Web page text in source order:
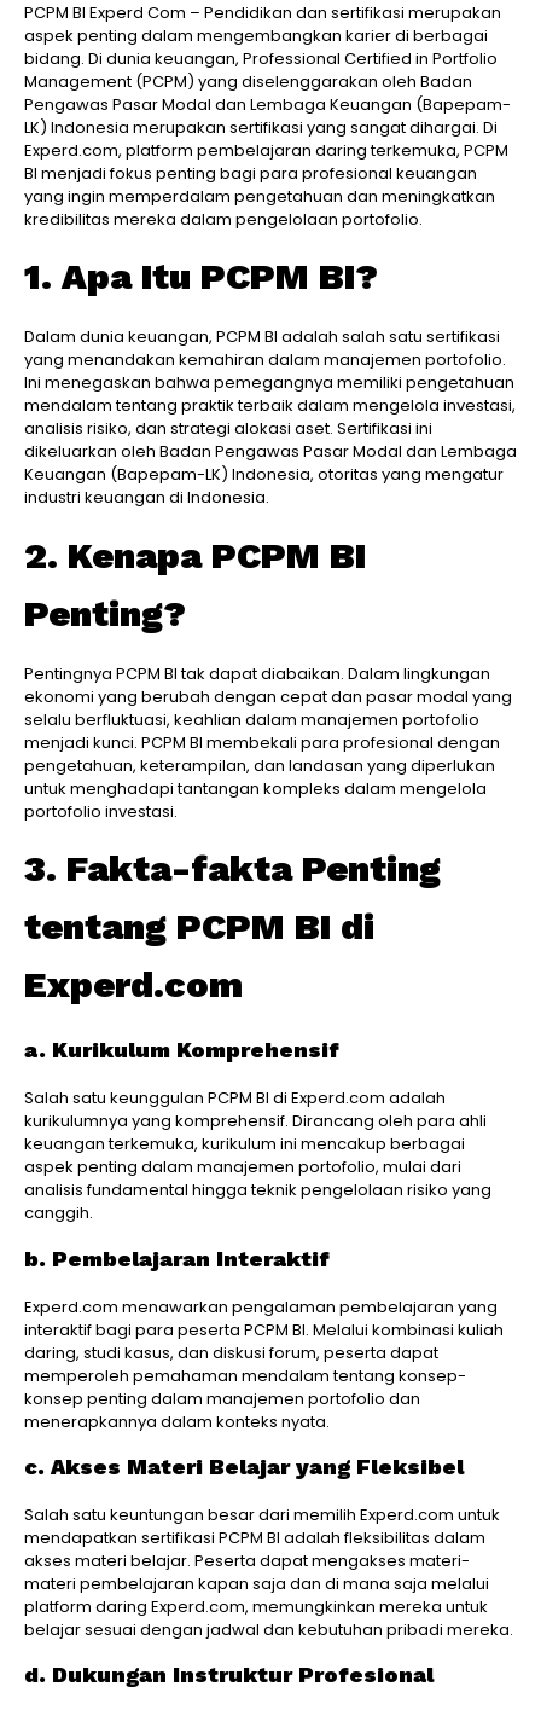
PCPM BI Experd Com – Pendidikan dan sertifikasi merupakan
aspek penting dalam mengembangkan karier di berbagai
bidang. Di dunia keuangan, Professional Certified in Portfolio
Management (PCPM) yang diselenggarakan oleh Badan
Pengawas Pasar Modal dan Lembaga Keuangan (Bapepam-
LK) Indonesia merupakan sertifikasi yang sangat dihargai. Di
Experd.com, platform pembelajaran daring terkemuka, PCPM
BI menjadi fokus penting bagi para profesional keuangan
yang ingin memperdalam pengetahuan dan meningkatkan
kredibilitas mereka dalam pengelolaan portofolio.
1. Apa Itu PCPM BI?
Dalam dunia keuangan, PCPM BI adalah salah satu sertifikasi
yang menandakan kemahiran dalam manajemen portofolio.
Ini menegaskan bahwa pemegangnya memiliki pengetahuan
mendalam tentang praktik terbaik dalam mengelola investasi,
analisis risiko, dan strategi alokasi aset. Sertifikasi ini
dikeluarkan oleh Badan Pengawas Pasar Modal dan Lembaga
Keuangan (Bapepam-LK) Indonesia, otoritas yang mengatur
industri keuangan di Indonesia.
2. Kenapa PCPM BI
Penting?
Pentingnya PCPM BI tak dapat diabaikan. Dalam lingkungan
ekonomi yang berubah dengan cepat dan pasar modal yang
selalu berfluktuasi, keahlian dalam manajemen portofolio
menjadi kunci. PCPM BI membekali para profesional dengan
pengetahuan, keterampilan, dan landasan yang diperlukan
untuk menghadapi tantangan kompleks dalam mengelola
portofolio investasi.
3. Fakta-fakta Penting
tentang PCPM BI di
Experd.com
a. Kurikulum Komprehensif
Salah satu keunggulan PCPM BI di Experd.com adalah
kurikulumnya yang komprehensif. Dirancang oleh para ahli
keuangan terkemuka, kurikulum ini mencakup berbagai
aspek penting dalam manajemen portofolio, mulai dari
analisis fundamental hingga teknik pengelolaan risiko yang
canggih.
b. Pembelajaran Interaktif
Experd.com menawarkan pengalaman pembelajaran yang
interaktif bagi para peserta PCPM BI. Melalui kombinasi kuliah
daring, studi kasus, dan diskusi forum, peserta dapat
memperoleh pemahaman mendalam tentang konsep-
konsep penting dalam manajemen portofolio dan
menerapkannya dalam konteks nyata.
c. Akses Materi Belajar yang Fleksibel
Salah satu keuntungan besar dari memilih Experd.com untuk
mendapatkan sertifikasi PCPM BI adalah fleksibilitas dalam
akses materi belajar. Peserta dapat mengakses materi-
materi pembelajaran kapan saja dan di mana saja melalui
platform daring Experd.com, memungkinkan mereka untuk
belajar sesuai dengan jadwal dan kebutuhan pribadi mereka.
d. Dukungan Instruktur Profesional